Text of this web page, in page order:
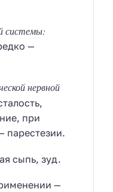
системы:
—
нервной
при
парестезии.
сыпь, зуд.
—